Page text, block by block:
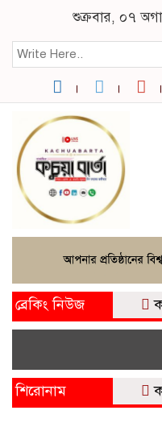
শুক্রবার, ০৭
ব্রেকিং নিউজ
শিরোনাম